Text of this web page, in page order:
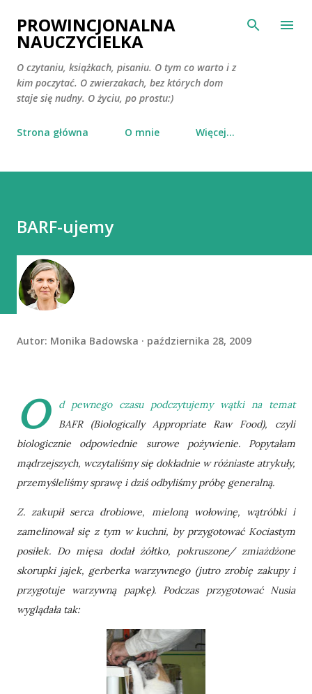
Przejdź do głównej zawartości
PROWINCJONALNA
NAUCZYCIELKA
O czytaniu, książkach, pisaniu. O tym co warto i z
kim poczytać. O zwierzakach, bez których dom
staje się nudny. O życiu, po prostu:)
Strona główna O mnie Więcej…
BARF-ujemy
Autor: Monika Badowska października 28, 2009
O
d pewnego czasu podczytujemy wątki na temat
BAFR (Biologically Appropriate Raw Food), czyli
biologicznie odpowiednie surowe pożywienie. Popytałam
mądrzejszych, wczytaliśmy się dokładnie w różniaste atrykuły,
przemyśleliśmy sprawę i dziś odbyliśmy próbę generalną.
Z. zakupił serca drobiowe, mieloną wołowinę, wątróbki i
zamelinował się z tym w kuchni, by przygotować Kociastym
posiłek. Do mięsa dodał żółtko, pokruszone/ zmiażdżone
skorupki jajek, gerberka warzywnego (jutro zrobię zakupy i
przygotuje warzywną papkę). Podczas przygotować Nusia
wyglądała tak: